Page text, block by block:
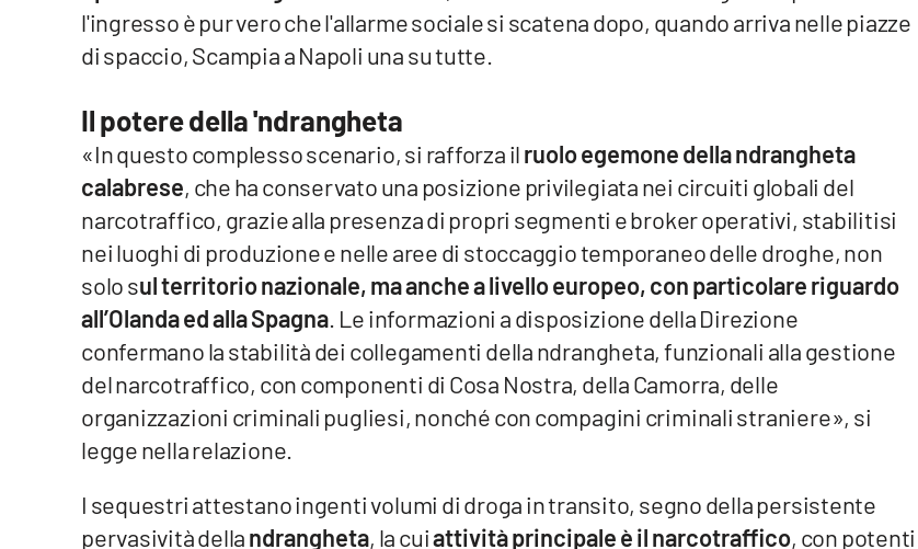
Cookie policy
Note legali
l'ingresso è pur vero che l'allarme sociale si scatena dopo, quando arriva nelle piazze
di spaccio, Scampia a Napoli una su tutte.
Il potere della 'ndrangheta
«In questo complesso scenario, si rafforza ilruolo egemone della ndrangheta
calabrese, che ha conservato una posizione privilegiata nei circuiti globali del
narcotraffico, grazie alla presenza di propri segmenti e broker operativi, stabilitisi
nei luoghi di produzione e nelle aree di stoccaggio temporaneo delle droghe, non
solo sul territorio nazionale, ma anche a livello europeo, con particolare riguardo
all’Olanda ed alla Spagna . Le informazioni a disposizione della Direzione
confermano la stabilità dei collegamenti della ndrangheta, funzionali alla gestione
del narcotraffico, con componenti di Cosa Nostra, della Camorra, delle
organizzazioni criminali pugliesi, nonché con compagini criminali straniere», si
legge nella relazione.
I sequestri attestano ingenti volumi di droga in transito, segno della persistente
pervasività dellandrangheta, la cuiattività principale è il narcotraffico, con potenti